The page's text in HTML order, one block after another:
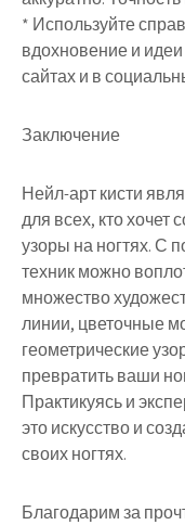
* Используйте
вдохновение и
сайтах и в
Заключение
Нейл-арт кисти
для всех, кто хочет
узоры на ногтях. С
техник можно
множество
линии, цветочные
геометрические
превратить ваши
Практикуясь и
это искусство и
своих ногтях.
Благодарим за